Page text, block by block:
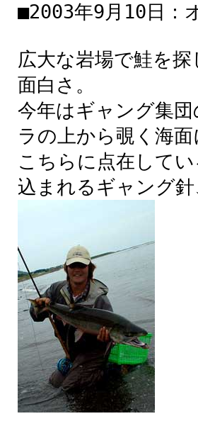
■2003年9月 10日 ：
広大な岩場で鮭を探
面白 さ。
今年はギャング集団
ラの 上から覗 く 海面
こちらに 点在してい
込 まれるギャング針